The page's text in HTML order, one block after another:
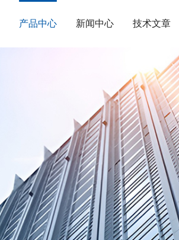
产品中心 新闻中心 技术文章